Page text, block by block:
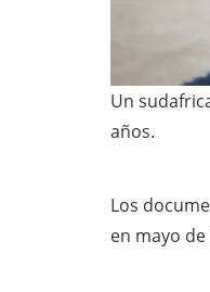
Un
años.
Los
en mayo